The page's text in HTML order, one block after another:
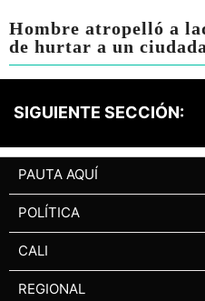
Hombre atropelló a
de hurtar a un
SIGUIENTE SECCIÓN:
PAUTA AQUÍ
POLÍTICA
CALI
REGIONAL